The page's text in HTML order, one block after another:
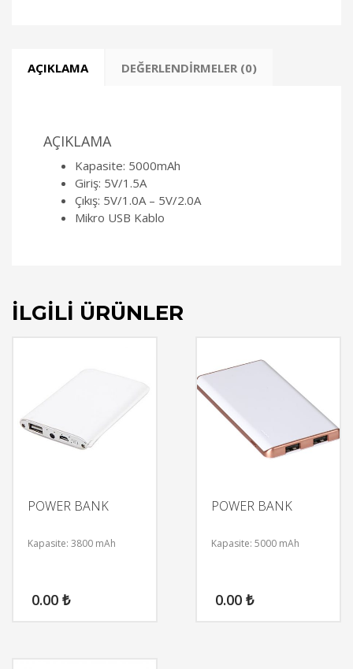
AÇIKLAMA DEĞERLENDIRMELER (0)
AÇIKLAMA
Kapasite: 5000mAh
Giriş: 5V/1.5A
Çıkış: 5V/1.0A – 5V/2.0A
Mikro USB Kablo
İLGILI ÜRÜNLER
POWER BANK
Kapasite: 3800 mAh
0.00 ₺
POWER BANK
Kapasite: 5000 mAh
0.00 ₺